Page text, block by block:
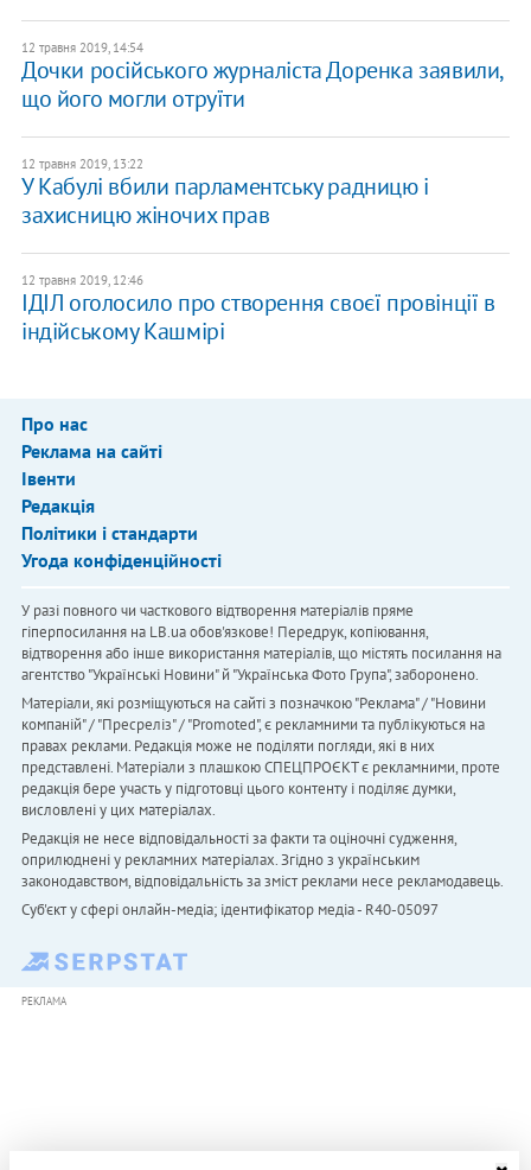
12 травня 2019, 14:54
Дочки російського журналіста Доренка заявили,
що його могли отруїти
12 травня 2019, 13:22
У Кабулі вбили парламентську радницю і
захисницю жіночих прав
12 травня 2019, 12:46
ІДІЛ оголосило про створення своєї провінції в
індійському Кашмірі
Про нас
Реклама на сайті
Івенти
Редакція
Політики і стандарти
Угода конфіденційності
У разі повного чи часткового відтворення матеріалів пряме
гіперпосилання на LB.ua обов'язкове! Передрук, копіювання,
відтворення або інше використання матеріалів, що містять посилання на
агентство "Українськi Новини" й "Українська Фото Група", заборонено.
Матеріали, які розміщуються на сайті з позначкою "Реклама" / "Новини
компаній" / "Пресреліз" / "Promoted", є рекламними та публікуються на
правах реклами. Редакція може не поділяти погляди, які в них
представлені. Матеріали з плашкою СПЕЦПРОЄКТ є рекламними, проте
редакція бере участь у підготовці цього контенту і поділяє думки,
висловлені у цих матеріалах.
Редакція не несе відповідальності за факти та оціночні судження,
оприлюднені у рекламних матеріалах. Згідно з українським
законодавством, відповідальність за зміст реклами несе рекламодавець.
Cуб'єкт у сфері онлайн-медіа; ідентифікатор медіа - R40-05097
РЕКЛАМА